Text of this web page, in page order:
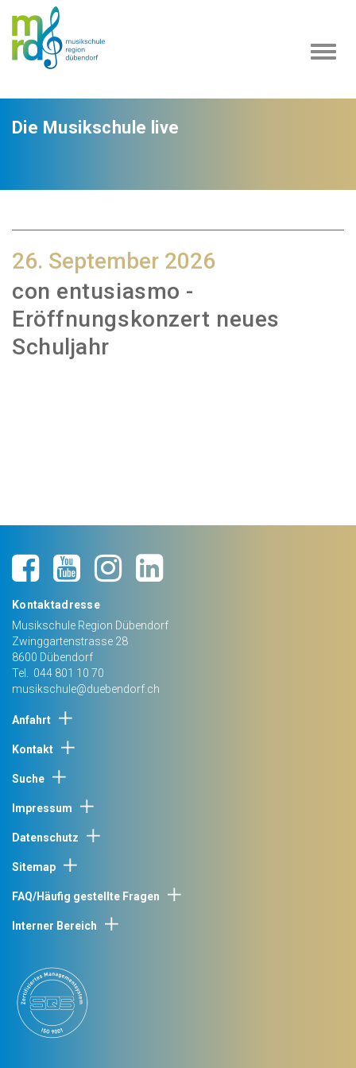
Die Musikschule live
26. September 2026
con entusiasmo -
Eröffnungskonzert neues
Schuljahr
Kontaktadresse
Musikschule Region Dübendorf
Zwinggartenstrasse 28
8600 Dübendorf
Tel.
044 801 10 70
musikschule@duebendorf.ch
Anfahrt
Kontakt
Suche
Impressum
Datenschutz
Sitemap
FAQ/Häufig gestellte Fragen
Interner Bereich